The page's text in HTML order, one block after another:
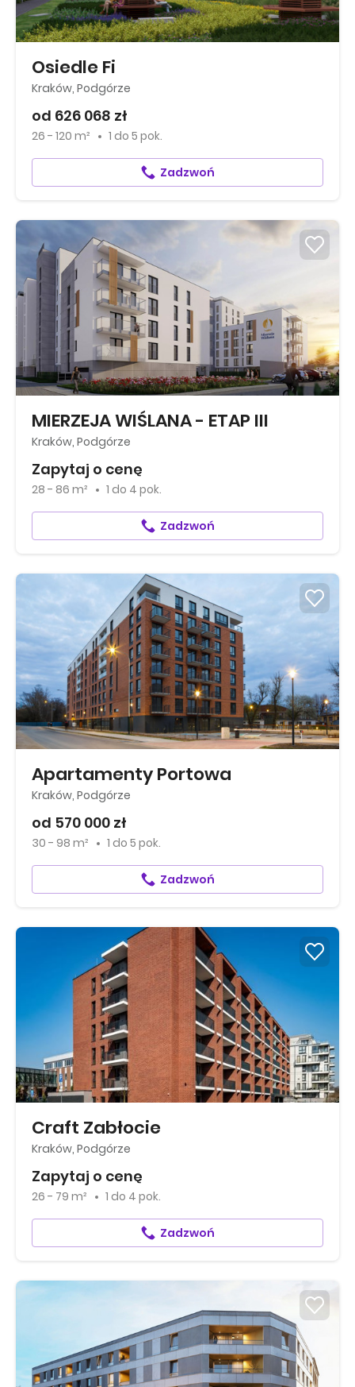
Osiedle Fi
Kraków, Podgórze
od 626 068 zł
26 - 120 m² 1 do 5 pok.
Zadzwoń
MIERZEJA WIŚLANA - ETAP III
Kraków, Podgórze
Zapytaj o cenę
28 - 86 m² 1 do 4 pok.
Zadzwoń
Apartamenty Portowa
Kraków, Podgórze
od 570 000 zł
30 - 98 m² 1 do 5 pok.
Zadzwoń
Craft Zabłocie
Kraków, Podgórze
Zapytaj o cenę
26 - 79 m² 1 do 4 pok.
Zadzwoń